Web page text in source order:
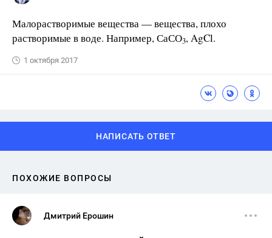
Малорастворимые вещества — вещества, плохо
растворимые в воде. Например, СаСО3, AgCl.
1 октября 2017
НАПИСАТЬ ОТВЕТ
ПОХОЖИЕ ВОПРОСЫ
Дмитрий Ерошин